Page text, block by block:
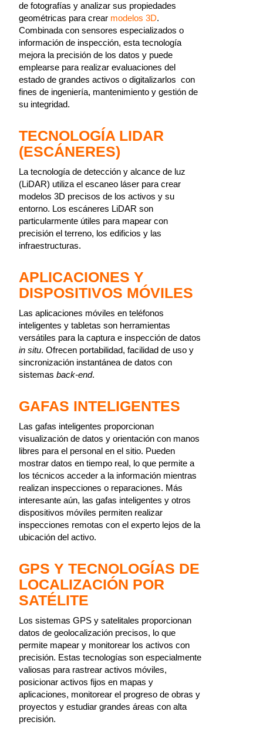
de fotografías y analizar sus propiedades
geométricas para crear modelos 3D.
Combinada con sensores especializados o
información de inspección, esta tecnología
mejora la precisión de los datos y puede
emplearse para realizar evaluaciones del
estado de grandes activos o digitalizarlos con
fines de ingeniería, mantenimiento y gestión de
su integridad.
TECNOLOGÍA LIDAR
(ESCÁNERES)
La tecnología de detección y alcance de luz
(LiDAR) utiliza el escaneo láser para crear
modelos 3D precisos de los activos y su
entorno. Los escáneres LiDAR son
particularmente útiles para mapear con
precisión el terreno, los edificios y las
infraestructuras.
APLICACIONES Y
DISPOSITIVOS MÓVILES
Las aplicaciones móviles en teléfonos
inteligentes y tabletas son herramientas
versátiles para la captura e inspección de datos
in situ. Ofrecen portabilidad, facilidad de uso y
sincronización instantánea de datos con
sistemas back-end.
GAFAS INTELIGENTES
Las gafas inteligentes proporcionan
visualización de datos y orientación con manos
libres para el personal en el sitio. Pueden
mostrar datos en tiempo real, lo que permite a
los técnicos acceder a la información mientras
realizan inspecciones o reparaciones. Más
interesante aún, las gafas inteligentes y otros
dispositivos móviles permiten realizar
inspecciones remotas con el experto lejos de la
ubicación del activo.
GPS Y TECNOLOGÍAS DE
LOCALIZACIÓN POR
SATÉLITE
Los sistemas GPS y satelitales proporcionan
datos de geolocalización precisos, lo que
permite mapear y monitorear los activos con
precisión. Estas tecnologías son especialmente
valiosas para rastrear activos móviles,
posicionar activos fijos en mapas y
aplicaciones, monitorear el progreso de obras y
proyectos y estudiar grandes áreas con alta
precisión.